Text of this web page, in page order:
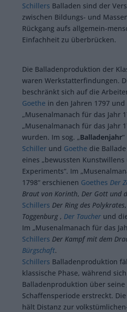
Schillers Balladen sind der
zwischen Bildungs- und
Rückgang aufs allgemein-
Einfachheit zu überbrücken.
Die Balladenproduktion der
waren Werkstatterfindungen.
beschränkt sich auf die
Goethe in den Jahren 1797
„Musenalmanach für das Jahr
„Musenalmanach für das Jahr
wurden. Im sog. „Balladenjahr
Schillerund Goethe die
eines „bewussten
Experiments“. Im
1798“ erschienen Goethes Der
Braut von Korinth, Der Gott und
Schillers Der Ring des Polykrates,
Toggenburg, Der Taucherund
Im „Musenalmanach für das
Schillers Der Kampf mit dem
Bürgschaft.
Schillers Balladenproduktion
klassische Phase, während sich
Balladenproduktion über seine
Schaffensperiode erstreckt.
hält Distanz zur